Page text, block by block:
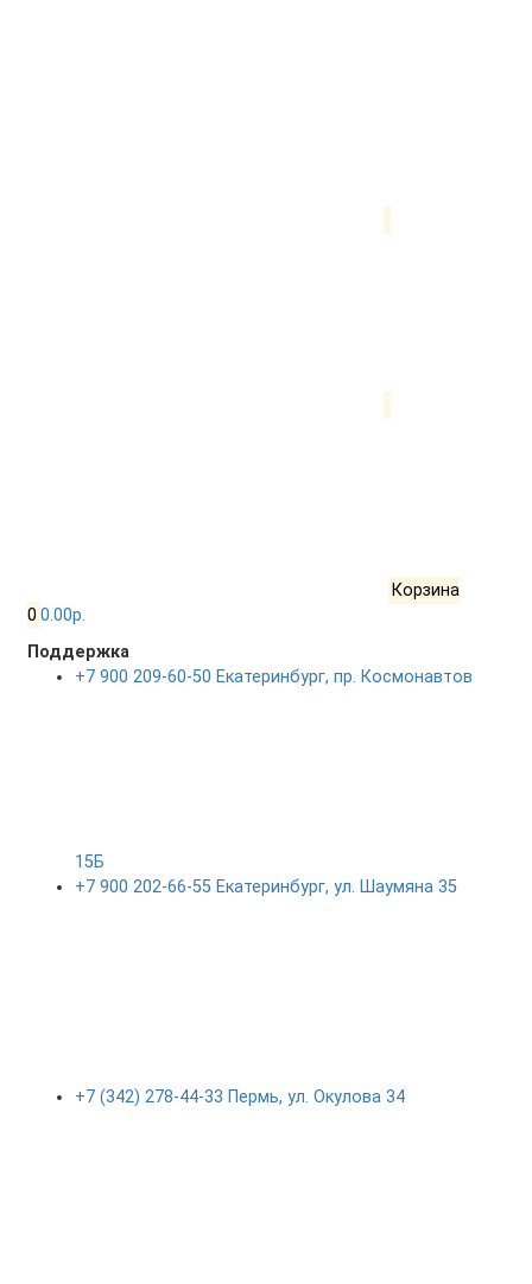
Корзина
0 0.00р.
Поддержка
+7 900 209-60-50 Екатеринбург, пр. Космонавтов
15Б
+7 900 202-66-55 Екатеринбург, ул. Шаумяна 35
+7 (342) 278-44-33 Пермь, ул. Окулова 34